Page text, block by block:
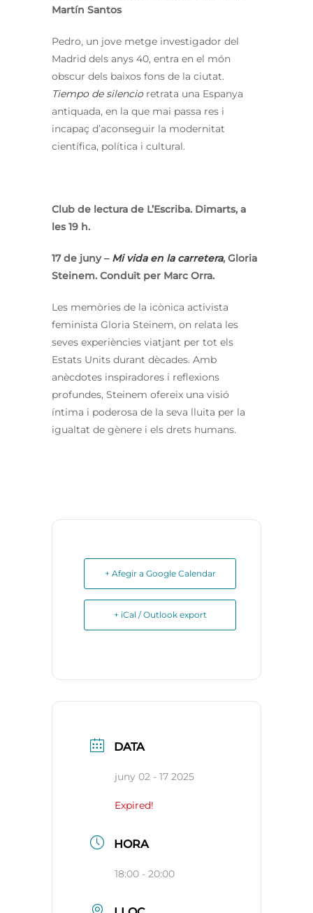
Martín Santos
Pedro, un jove metge investigador del
Madrid dels anys 40, entra en el món
obscur dels baixos fons de la ciutat.
Tiempo de silencio retrata una Espanya
antiquada, en la que mai passa res i
incapaç d’aconseguir la modernitat
científica, política i cultural.
Club de lectura de L’Escriba. Dimarts, a
les 19 h.
17 de juny – Mi vida en la carretera, Gloria
Steinem. Conduït per Marc Orra.
Les memòries de la icònica activista
feminista Gloria Steinem, on relata les
seves experiències viatjant per tot els
Estats Units durant dècades. Amb
anècdotes inspiradores i reflexions
profundes, Steinem ofereix una visió
íntima i poderosa de la seva lluita per la
igualtat de gènere i els drets humans.
+ Afegir a Google Calendar
+ iCal / Outlook export
DATA
juny 02 - 17 2025
Expired!
HORA
18:00 - 20:00